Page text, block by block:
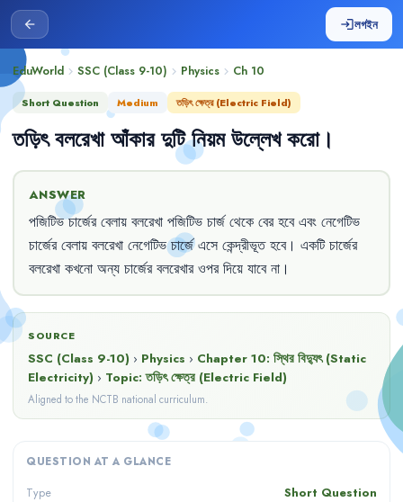
arrow_back loginলগইন
EduWorld chevron_right SSC (Class 9-10) chevron_right Physics chevron_right Ch 10
Short Question Medium তড়িৎ ক্ষেত্র (Electric Field)
তড়িৎ বলরেখা আঁকার দুটি নিয়ম উল্লেখ করো।
ANSWER
পজিটিভ চার্জের বেলায় বলরেখা পজিটিভ চার্জ থেকে বের হবে এবং নেগেটিভ
চার্জের বেলায় বলরেখা নেগেটিভ চার্জে এসে কেন্দ্রীভূত হবে। একটি চার্জের
বলরেখা কখনো অন্য চার্জের বলরেখার ওপর দিয়ে যাবে না।
SOURCE
SSC (Class 9-10) › Physics › Chapter 10: স্থির বিদ্যুৎ (Static
Electricity) › Topic:তড়িৎ ক্ষেত্র (Electric Field)
Aligned to the NCTB national curriculum.
QUESTION AT A GLANCE
Type Short Question